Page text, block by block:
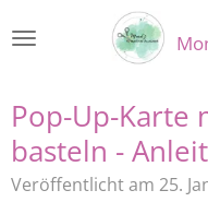
Hauptinhalt
Pop-Up-Karte
basteln -
Veröffentlicht am 25.